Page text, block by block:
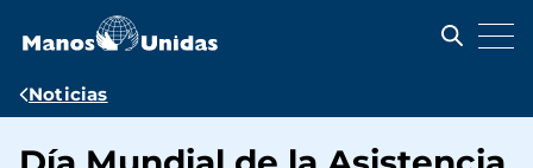
contenido
Ruta
Noticias